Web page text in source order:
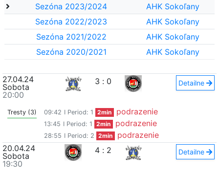
Sezóna 2023/2024
AHK Sokoľany
Sezóna 2022/2023
AHK Sokoľany
Sezóna 2021/2022
AHK Sokoľany
Sezóna 2020/2021
AHK Sokoľany
27.04.24
Sobota
20:00
3 : 0 Detailne
Tresty (3) 09:42 I Period: 1 2min podrazenie
13:45 I Period: 1 2min podrazenie
28:55 I Period: 2 2min
podrazenie
20.04.24
Sobota
19:30
4 : 2 Detailne